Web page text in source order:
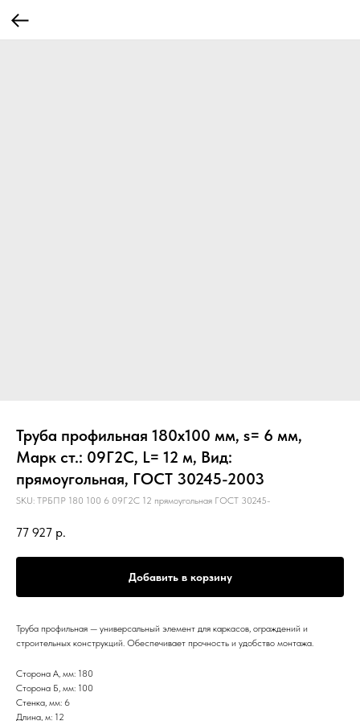
Труба профильная 180х100 мм, s= 6 мм,
Марк ст.: 09Г2С, L= 12 м, Вид:
прямоугольная, ГОСТ 30245-2003
SKU: ТРБПР 180 100 6 09Г2С 12 прямоугольная ГОСТ 30245-
77 927 р.
Добавить в корзину
Труба профильная — универсальный элемент для каркасов, ограждений и
строительных конструкций. Обеспечивает прочность и удобство монтажа.
Сторона А, мм: 180
Сторона Б, мм: 100
Стенка, мм: 6
Длина, м: 12